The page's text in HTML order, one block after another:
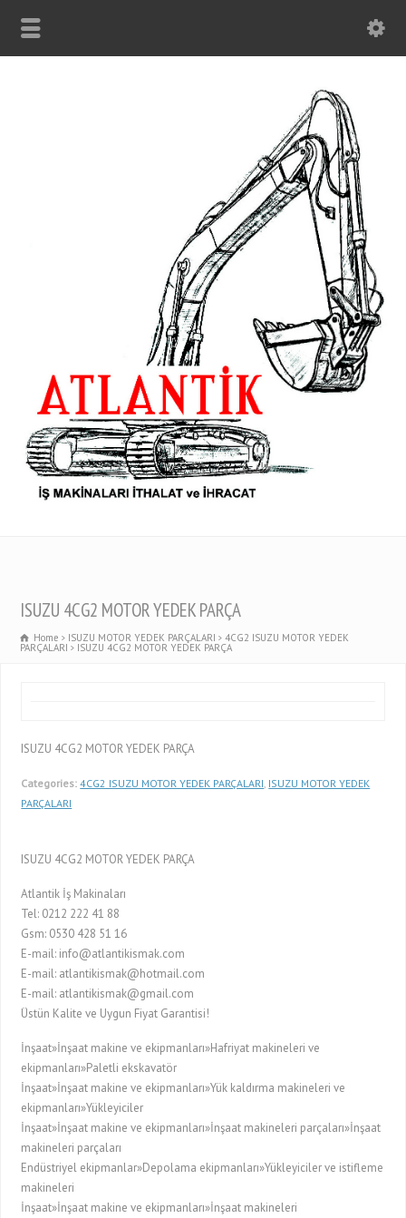
ISUZU 4CG2 MOTOR YEDEK PARÇA
Home ISUZU MOTOR YEDEK PARÇALARI 4CG2 ISUZU MOTOR YEDEK
PARÇALARI ISUZU 4CG2 MOTOR YEDEK PARÇA
ISUZU 4CG2 MOTOR YEDEK PARÇA
Categories: 4CG2 ISUZU MOTOR YEDEK PARÇALARI ISUZU MOTOR YEDEK
PARÇALARI
ISUZU 4CG2 MOTOR YEDEK PARÇA
Atlantik İş Makinaları
Tel: 0212 222 41 88
Gsm: 0530 428 51 16
E-mail: info@atlantikismak.com
E-mail: atlantikismak@hotmail.com
E-mail: atlantikismak@gmail.com
Üstün Kalite ve Uygun Fiyat Garantisi!
İnşaat»İnşaat makine ve ekipmanları»Hafriyat makineleri ve
ekipmanları»Paletli ekskavatör
İnşaat»İnşaat makine ve ekipmanları»Yük kaldırma makineleri ve
ekipmanları»Yükleyiciler
İnşaat»İnşaat makine ve ekipmanları»İnşaat makineleri parçaları»İnşaat
makineleri parçaları
Endüstriyel ekipmanlar»Depolama ekipmanları»Yükleyiciler ve istifleme
makineleri
İnşaat»İnşaat makine ve ekipmanları»İnşaat makineleri